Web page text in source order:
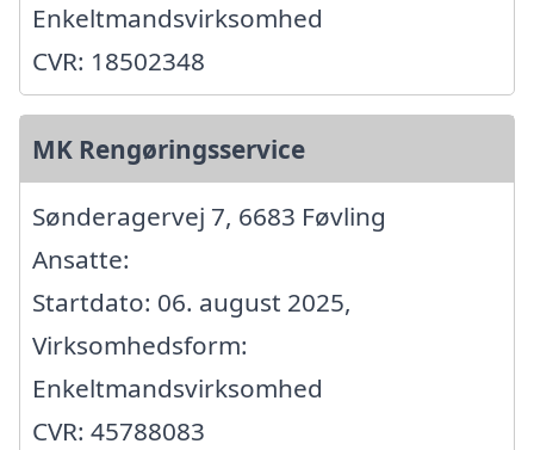
Enkeltmandsvirksomhed
CVR: 18502348
MK Rengøringsservice
Sønderagervej 7, 6683 Føvling
Ansatte:
Startdato: 06. august 2025,
Virksomhedsform:
Enkeltmandsvirksomhed
CVR: 45788083